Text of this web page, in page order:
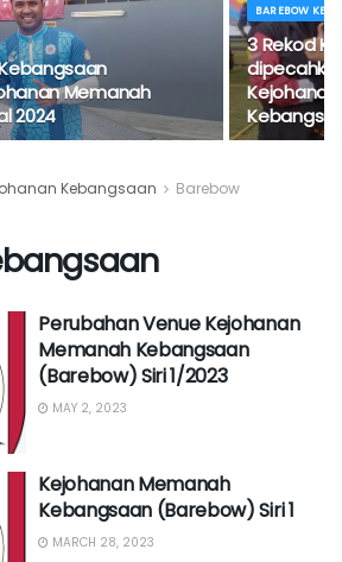
Memanah
2024
BAREBOW
3 Rekod
Kebangsaan
Barebow
Perubahan Venue Kejohanan
Memanah Kebangsaan
(Barebow) Siri 1/2023
MAY 2, 2023
Kejohanan Memanah
Kebangsaan (Barebow) Siri 1
MARCH 28, 2023